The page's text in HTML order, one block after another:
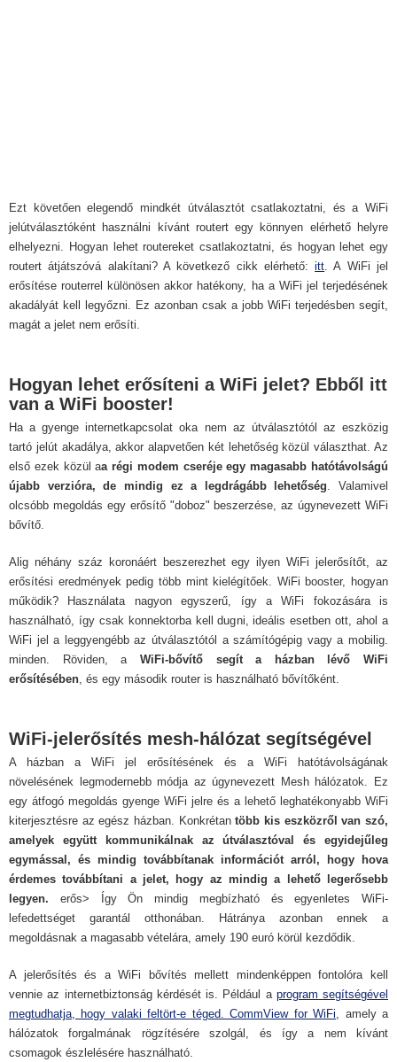
Ezt követően elegendő mindkét útválasztót csatlakoztatni, és a WiFi
jelútválasztóként használni kívánt routert egy könnyen elérhető helyre
elhelyezni. Hogyan lehet routereket csatlakoztatni, és hogyan lehet egy
routert átjátszóvá alakítani? A következő cikk elérhető:itt. A WiFi jel
erősítése routerrel különösen akkor hatékony, ha a WiFi jel terjedésének
akadályát kell legyőzni. Ez azonban csak a jobb WiFi terjedésben segít,
magát a jelet nem erősíti.
Hogyan lehet erősíteni a WiFi jelet? Ebből itt
van a WiFi booster!
Ha a gyenge internetkapcsolat oka nem az útválasztótól az eszközig
tartó jelút akadálya, akkor alapvetően két lehetőség közül választhat. Az
első ezek közül aa régi modem cseréje egy magasabb hatótávolságú
újabb verzióra, de mindig ez a legdrágább lehetőség. Valamivel
olcsóbb megoldás egy erősítő "doboz" beszerzése, az úgynevezett WiFi
bővítő.
Alig néhány száz koronáért beszerezhet egy ilyen WiFi jelerősítőt, az
erősítési eredmények pedig több mint kielégítőek. WiFi booster, hogyan
működik? Használata nagyon egyszerű, így a WiFi fokozására is
használható, így csak konnektorba kell dugni, ideális esetben ott, ahol a
WiFi jel a leggyengébb az útválasztótól a számítógépig vagy a mobilig.
minden. Röviden, a WiFi-bővítő segít a házban lévő WiFi
erősítésében, és egy második router is használható bővítőként.
WiFi-jelerősítés mesh-hálózat segítségével
A házban a WiFi jel erősítésének és a WiFi hatótávolságának
növelésének legmodernebb módja az úgynevezett Mesh hálózatok. Ez
egy átfogó megoldás gyenge WiFi jelre és a lehető leghatékonyabb WiFi
kiterjesztésre az egész házban. Konkrétantöbb kis eszközről van szó,
amelyek együtt kommunikálnak az útválasztóval és egyidejűleg
egymással, és mindig továbbítanak információt arról, hogy hova
érdemes továbbítani a jelet, hogy az mindig a lehető legerősebb
legyen. erős> Így Ön mindig megbízható és egyenletes WiFi-
lefedettséget garantál otthonában. Hátránya azonban ennek a
megoldásnak a magasabb vételára, amely 190 euró körül kezdődik.
A jelerősítés és a WiFi bővítés mellett mindenképpen fontolóra kell
vennie az internetbiztonság kérdését is. Például a program segítségével
megtudhatja, hogy valaki feltört-e téged. CommView for WiFi, amely a
hálózatok forgalmának rögzítésére szolgál, és így a nem kívánt
csomagok észlelésére használható.